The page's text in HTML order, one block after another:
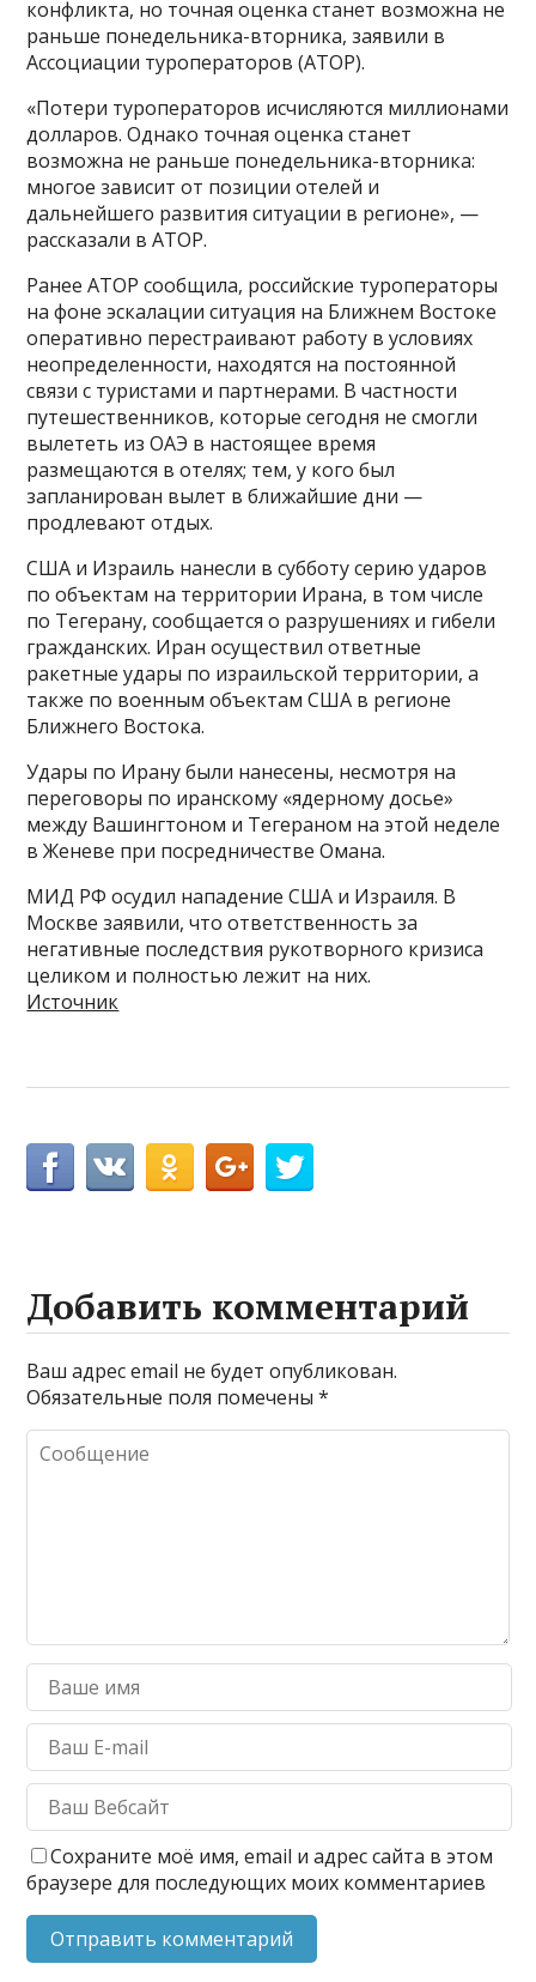
конфликта, но точная оценка станет возможна не
раньше понедельника-вторника, заявили в
Ассоциации туроператоров (АТОР).
«Потери туроператоров исчисляются миллионами
долларов. Однако точная оценка станет
возможна не раньше понедельника-вторника:
многое зависит от позиции отелей и
дальнейшего развития ситуации в регионе», —
рассказали в АТОР.
Ранее АТОР сообщила, российские туроператоры
на фоне эскалации ситуация на Ближнем Востоке
оперативно перестраивают работу в условиях
неопределенности, находятся на постоянной
связи с туристами и партнерами. В частности
путешественников, которые сегодня не смогли
вылететь из ОАЭ в настоящее время
размещаются в отелях; тем, у кого был
запланирован вылет в ближайшие дни —
продлевают отдых.
США и Израиль нанесли в субботу серию ударов
по объектам на территории Ирана, в том числе
по Тегерану, сообщается о разрушениях и гибели
гражданских. Иран осуществил ответные
ракетные удары по израильской территории, а
также по военным объектам США в регионе
Ближнего Востока.
Удары по Ирану были нанесены, несмотря на
переговоры по иранскому «ядерному досье»
между Вашингтоном и Тегераном на этой неделе
в Женеве при посредничестве Омана.
МИД РФ осудил нападение США и Израиля. В
Москве заявили, что ответственность за
негативные последствия рукотворного кризиса
целиком и полностью лежит на них.
Источник
Добавить комментарий
Ваш адрес email не будет опубликован.
Обязательные поля помечены*
Сохраните моё имя, email и адрес сайта в этом
браузере для последующих моих комментариев